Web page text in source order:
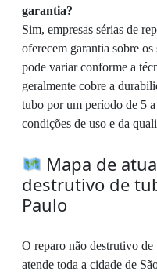
garantia?
Sim, empresas sérias de
oferecem garantia sobre
pode variar conforme a
geralmente cobre a
tubo por um período de 5
condições de uso e da
Mapa de
destrutivo de
Paulo
O reparo não destrutivo
atende toda a cidade de